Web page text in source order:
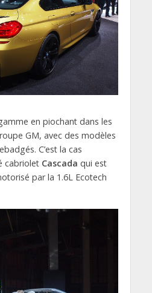
en piochant dans les
GM, avec des modèles
C’est la cas
cabriolet Cascada qui est
par la 1.6L Ecotech